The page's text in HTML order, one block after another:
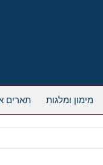
מימון ומלגות תארים